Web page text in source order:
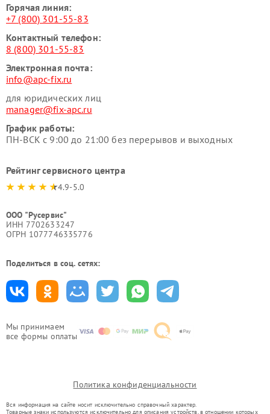
Мы принимаем
все формы оплаты
Горячая линия:
+7 (800) 301-55-83
Контактный телефон:
8 (800) 301-55-83
Электронная почта:
info@apc-fix.ru
для юридических лиц
manager@fix-apc.ru
График работы:
ПН-ВСК с 9:00 до 21:00 без перерывов и выходных
Рейтинг сервисного центра
4.9-5.0
ООО "Русервис"
ИНН 7702633247
ОГРН 1077746335776
Поделиться в соц. сетях:
Политика конфиденциальности
Вся информация на сайте носит исключительно справочный характер.
Товарные знаки используются исключительно для описания устройств, в отношении которых